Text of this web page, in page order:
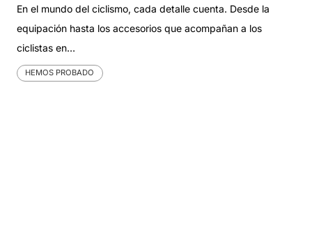
En el mundo del ciclismo, cada detalle cuenta. Desde la
equipación hasta los accesorios que acompañan a los
ciclistas en…
HEMOS PROBADO